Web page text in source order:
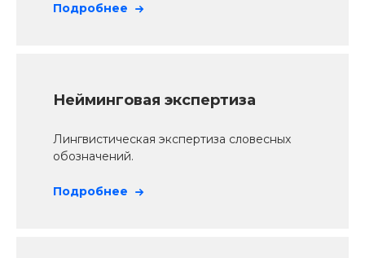
Подробнее
Нейминговая экспертиза
Лингвистическая экспертиза словесных
обозначений.
Подробнее